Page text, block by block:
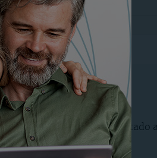
de finca rústica
de fincas rústicas, adaptado